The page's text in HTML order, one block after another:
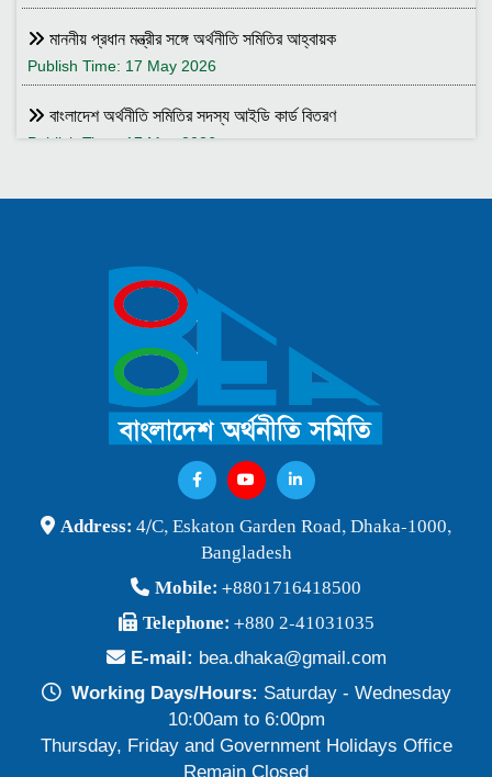
মাননীয় প্রধান মন্ত্রীর সঙ্গে অর্থনীতি সমিতির আহ্বায়ক
Publish Time: 17 May 2026
বাংলাদেশ অর্থনীতি সমিতির সদস্য আইডি কার্ড বিতরণ
Publish Time: 17 May 2026
Publish Time: 25 Jan 2026
বাংলাদেশ অর্থনীতি সমিতি ও জগন্নাথ বিশ্ববিদ্যালয় যৌথ আয়োজনে
লোকবক্তৃা ২১ জানুয়ারি ২০২৬
Publish Time: 16 Jan 2026
বেগম খালেদা জিয়ার মৃত্যুতে বাংলাদেশ অর্থনীতি সমিতি গভীরভাবে শোকাহত
BEA Seminar 2025 "Debating Budget and Beyond" 21
June 2025, at 10:00 am, at the CIRDAP Auditorium
Publish Time: 16 Jun 2025
Publish Time: 19 May 2024
প্রাথমিক প্রার্থী তালিকা বাংলাদেশ অর্থনীতি সমিতি নির্বাচন-২০২৪
Publish Time: 17 May 2024
বাংলাদেশ অর্থনীতি সমিতির সদস্যপদ নবায়ন ও নতুন সদস্য অন্তর্ভুক্তি প্রসঙ্গে
Address: 4/C, Eskaton Garden Road, Dhaka-1000,
Bangladesh
Mobile: +8801716418500
Telephone: +880 2-41031035
E-mail: bea.dhaka@gmail.com
Working Days/Hours: Saturday - Wednesday
10:00am to 6:00pm
Thursday, Friday and Government Holidays Office
Remain Closed